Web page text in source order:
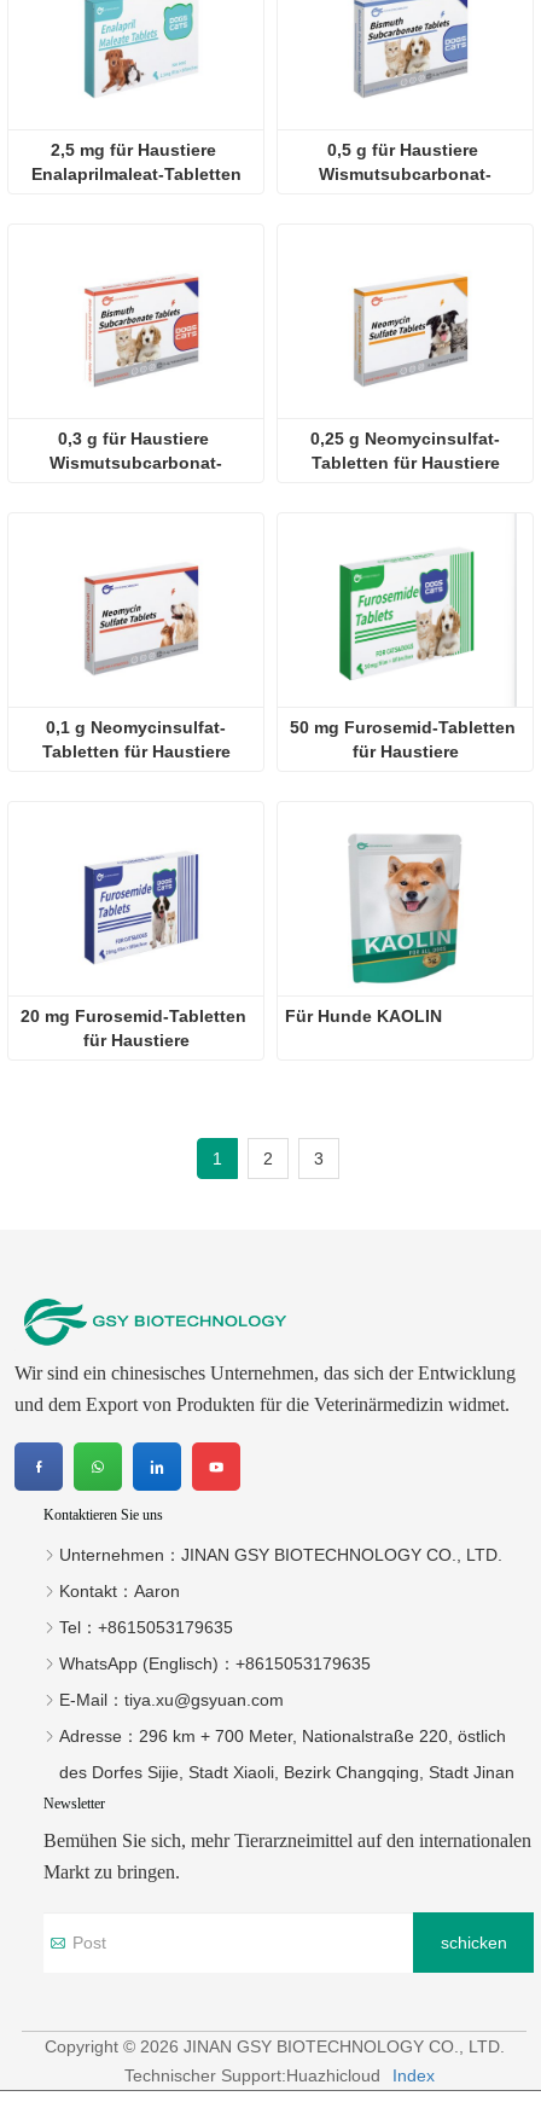
2,5 mg für Haustiere
Enalaprilmaleat-Tabletten
0,5 g für Haustiere
Wismutsubcarbonat-
0,3 g für Haustiere
Wismutsubcarbonat-
0,25 g Neomycinsulfat-
Tabletten für Haustiere
0,1 g Neomycinsulfat-
Tabletten für Haustiere
50 mg Furosemid-Tabletten
für Haustiere
20 mg Furosemid-Tabletten
für Haustiere
Für Hunde KAOLIN
1 2 3
Wir sind ein chinesisches Unternehmen, das sich der Entwicklung
und dem Export von Produkten für die Veterinärmedizin widmet.
Kontaktieren Sie uns
Unternehmen： JINAN GSY BIOTECHNOLOGY CO., LTD.
Kontakt： Aaron
Tel： +8615053179635‬
WhatsApp (Englisch)： +8615053179635
E-Mail： tiya.xu@gsyuan.com
Adresse： 296 km + 700 Meter, Nationalstraße 220, östlich
des Dorfes Sijie, Stadt Xiaoli, Bezirk Changqing, Stadt Jinan
Newsletter
Bemühen Sie sich, mehr Tierarzneimittel auf den internationalen
Markt zu bringen.
schicken
Copyright © 2026 JINAN GSY BIOTECHNOLOGY CO., LTD.
Technischer Support:Huazhicloud
Index